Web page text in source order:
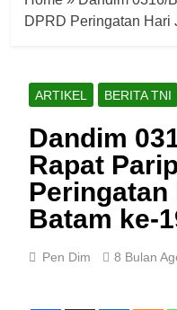
DPRD Peringatan Hari
ARTIKEL BERITA TNI
Dandim
Rapat
Batam ke-
Pen Dim 8 Bulan